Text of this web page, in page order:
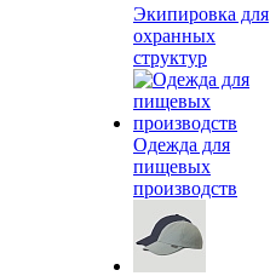
Экипировка для
охранных
структур
Одежда для
пищевых
производств